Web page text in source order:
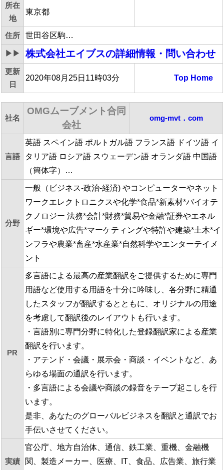
所在
地
東京都
住所 世田谷区駒…
▶▶ 株式会社エイブスの詳細情報・問い合わせ
更新
日
2020年08月25日11時03分 Top Home
社名
OMGムーブメント合同
会社
omg-mvt．com
言語
英語 スペイン語 ポルトガル語 フランス語 ドイツ語 イ
タリア語 ロシア語 スウェーデン語 オランダ語 中国語
（簡体字）…
分野
一般（ビジネス-政治-経済) やコンピューターやネット
ワークエレクトロニクスや化学*食品*新素材*バイオテ
クノロジー 法務*会計*財務*貿易や金融*証券やエネル
ギー*環境や広告*マーケティングや特許や建築*土木*イ
ンフラや農業*畜産*水産業*自然科学やエンターテイメ
ント
PR
多言語による最高の産業翻訳をご提供するために専門
用語など使用する用語を十分に吟味し、各分野に精通
したスタッフが翻訳するとともに、オリジナルの用途
を考慮して翻訳後のレイアウトも行います。
・言語別に専門分野に特化した登録翻訳家による産業
翻訳を行います。
・アテンド・会議・展示会・商談・イベントなど、あ
らゆる場面の通訳を行います。
・多言語による会議や商談の録音をテープ起こしを行
います。
是非、あなたのグローバルビジネスを翻訳と通訳でお
手伝いさせてください。
実績
官公庁、地方自治体、通信、鉄工業、重機、金融機
関、製造メーカー、医療、IT、食品、広告業、旅行業